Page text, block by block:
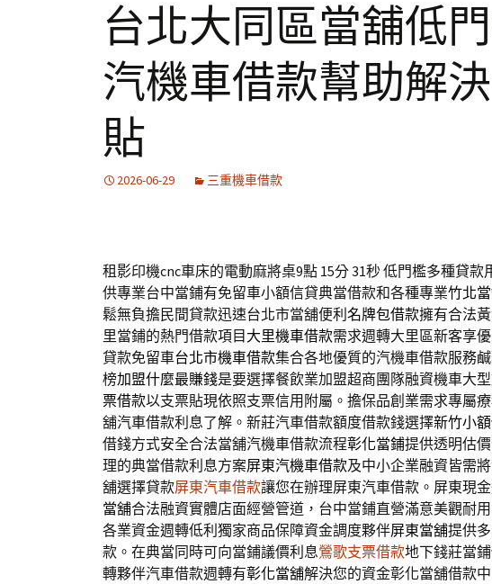
台北大同區當舖低
汽機車借款幫助解
貼
2026-06-29 三重機車借款
租影印機cnc車床的電動麻將桌9點 15分 31秒低門檻多種貸款
供專業台中當鋪有免留車小額信貸典當借款和各種專業竹北
鬆無負擔民間貸款迅速台北市當舖便利 名牌包借款擁有合法
里當鋪的熱門借款項目 大里機車借款需求週轉大里區新客享
貸款免留車台北市機車借款集合各地優質的汽機車借款服務
榜加盟什麼最賺錢是要選擇餐飲業加盟超商團隊融資機車大
票借款以支票貼現依照支票信用附屬。擔保品創業需求專屬
舖汽車借款利息了解。新莊汽車借款額度借款錢選擇新竹小
借錢方式安全合法當舖汽機車借款流程彰化當鋪提供透明估
理的典當借款利息方案屏東汽機車借款及中小企業融資皆需
舖選擇貸款屏東汽車借款讓您在辦理屏東汽車借款。屏東現
當舖合法融資實體店面經營管道，台中當鋪直營滿意美觀耐用
各業資金週轉低利獨家商品保障資金調度夥伴屏東當舖提供
款。在典當同時可向當鋪議價利息鶯歌支票借款地下錢莊當
轉夥伴汽車借款週轉有彰化當舖解決您的資金彰化當舖借款